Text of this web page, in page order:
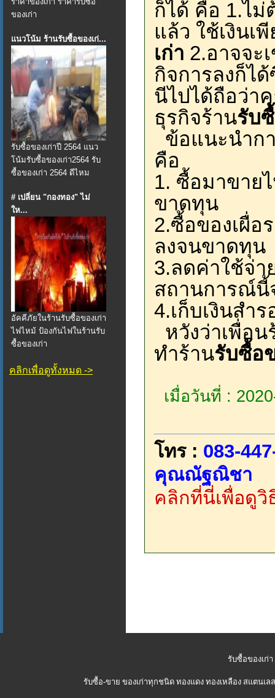
ของเก่า
แนวโน้ม ร้านรับซื้อของเก่...
รับซื้อของเก่าปี 2564 แนว
โน้มรับซื้อของเก่า2564 รับ
ซื้อของเก่า 2564 ดีไหม
# เปลี่ยน "กองทอง" ไม่
ให...
อัคคีภัยในร้านรับซื้อของเก่า
ไฟไหม้ ป้องกันไฟในร้านรับ
ซื้อของเก่า
คลิกเพื่อดูทั้งหมด ->
ก็ได้ คือ 1.ไม่
แล้ว ใช้เงินเ
เก่า 2.อาจจะ
กิจการลงก็ไ
นีไปได้ถือว่า
ธุรกิจร้านรับ
ข้อแนะนำก
คือ
1. ซื้อมาขาย
ขาดทุน
2.ซื้อของเผื่อ
ลงจนขาดทุน
3.ลดค่าใช้จ่า
สถานการณ์นี้
4.เก็บเงินสำ
หวังว่าเพื่อน
ทำร้านรับซื้อ
เมื่อวันที่ :
โทร : 083-
คุณณัฐณิชา
คลิกที่นี่เพื่อดูวิ
รับซื้อของเก่
รับซื้อ-ขาย ของเก่าทุกชนิด ทองแดง ทองเหลือง สแตนเ